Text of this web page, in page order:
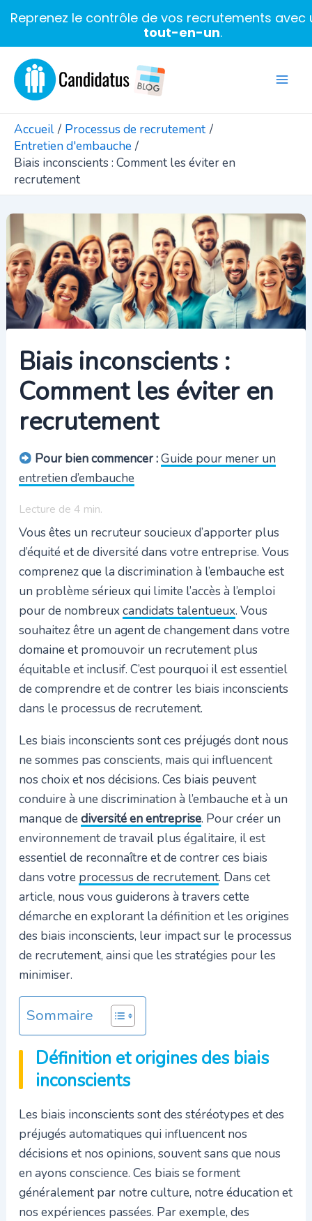
Aller
contenu
Accueil
Processus de recrutement
Entretien d'embauche
Biais inconscients : Comment les éviter en
recrutement
Biais inconscients :
Comment les éviter en
recrutement
Pour bien commencer :Guide pour mener un
entretien d’embauche
Lecture de 4 min.
Vous êtes un recruteur soucieux d’apporter plus
d’équité et de diversité dans votre entreprise. Vous
comprenez que la discrimination à l’embauche est
un problème sérieux qui limite l’accès à l’emploi
pour de nombreuxcandidats talentueux. Vous
souhaitez être un agent de changement dans votre
domaine et promouvoir un recrutement plus
équitable et inclusif. C’est pourquoi il est essentiel
de comprendre et de contrer les biais inconscients
dans le processus de recrutement.
Les biais inconscients sont ces préjugés dont nous
ne sommes pas conscients, mais qui influencent
nos choix et nos décisions. Ces biais peuvent
conduire à une discrimination à l’embauche et à un
manque dediversité en entreprise. Pour créer un
environnement de travail plus égalitaire, il est
essentiel de reconnaître et de contrer ces biais
dans votre processus de recrutement. Dans cet
article, nous vous guiderons à travers cette
démarche en explorant la définition et les origines
des biais inconscients, leur impact sur le processus
de recrutement, ainsi que les stratégies pour les
minimiser.
Sommaire
Définition et origines des biais
inconscients
Les biais inconscients sont des stéréotypes et des
préjugés automatiques qui influencent nos
décisions et nos opinions, souvent sans que nous
en ayons conscience. Ces biais se forment
généralement par notre culture, notre éducation et
nos expériences passées. Par exemple, des
Reprenez le contrôle de vos recrutements avec
tout-en-un.